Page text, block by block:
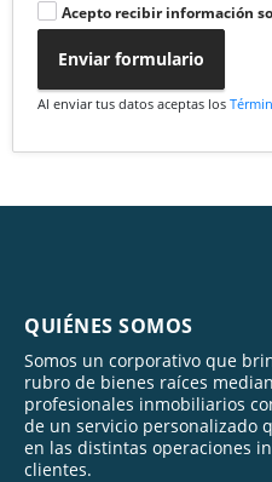
Acepto recibir información
Enviar formulario
Al enviar tus datos aceptas los
QUIÉNES SOMOS
Somos un corporativo que
rubro de bienes raíces
profesionales inmobiliarios
de un servicio personalizado
en las distintas operaciones
clientes.